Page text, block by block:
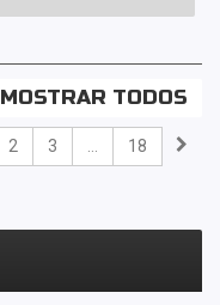
MOSTRAR TODOS
2 3 18